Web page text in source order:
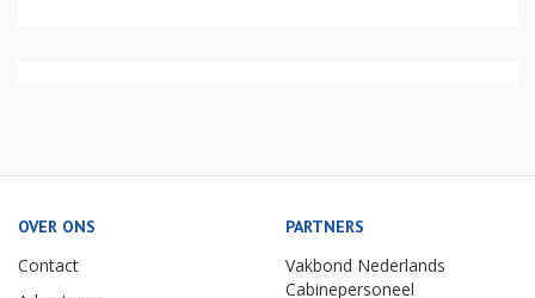
OVER ONS
Contact
PARTNERS
Vakbond Nederlands
Cabinepersoneel